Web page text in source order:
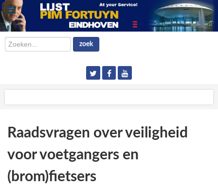
Zoeken... zoek
Raadsvragen over veiligheid
voor voetgangers en
(brom)fietsers